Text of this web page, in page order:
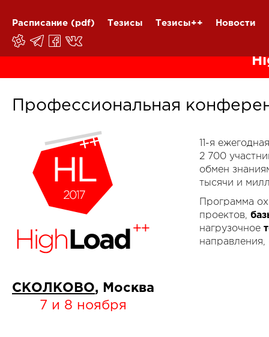
Расписание (pdf) Тезисы Тезисы++ Новости
Профессиональная
СКОЛКОВО, Москва
7 и 8 ноября
11-я
2 700
обмен
тысячи и
Программа
проектов,
нагрузочное